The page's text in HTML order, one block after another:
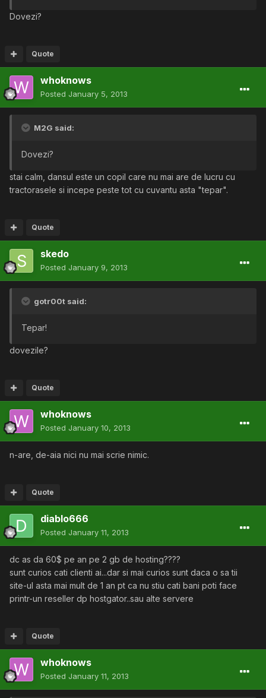
Dovezi?
Quote
whoknows
Posted January 5, 2013
M2G said:
Dovezi?
stai calm, dansul este un copil care nu mai are de lucru cu
tractorasele si incepe peste tot cu cuvantu asta "tepar".
Quote
skedo
Posted January 9, 2013
gotr00t said:
Tepar!
dovezile?
Quote
whoknows
Posted January 10, 2013
n-are, de-aia nici nu mai scrie nimic.
Quote
diablo666
Posted January 11, 2013
dc as da 60$ pe an pe 2 gb de hosting????
sunt curios cati clienti ai...dar si mai curios sunt daca o sa tii
site-ul asta mai mult de 1 an pt ca nu stiu cati bani poti face
printr-un reseller dp hostgator..sau alte servere
Quote
whoknows
Posted January 11, 2013